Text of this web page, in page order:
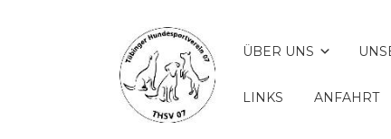
ÜBER UNS
LINKS ANFAHRT